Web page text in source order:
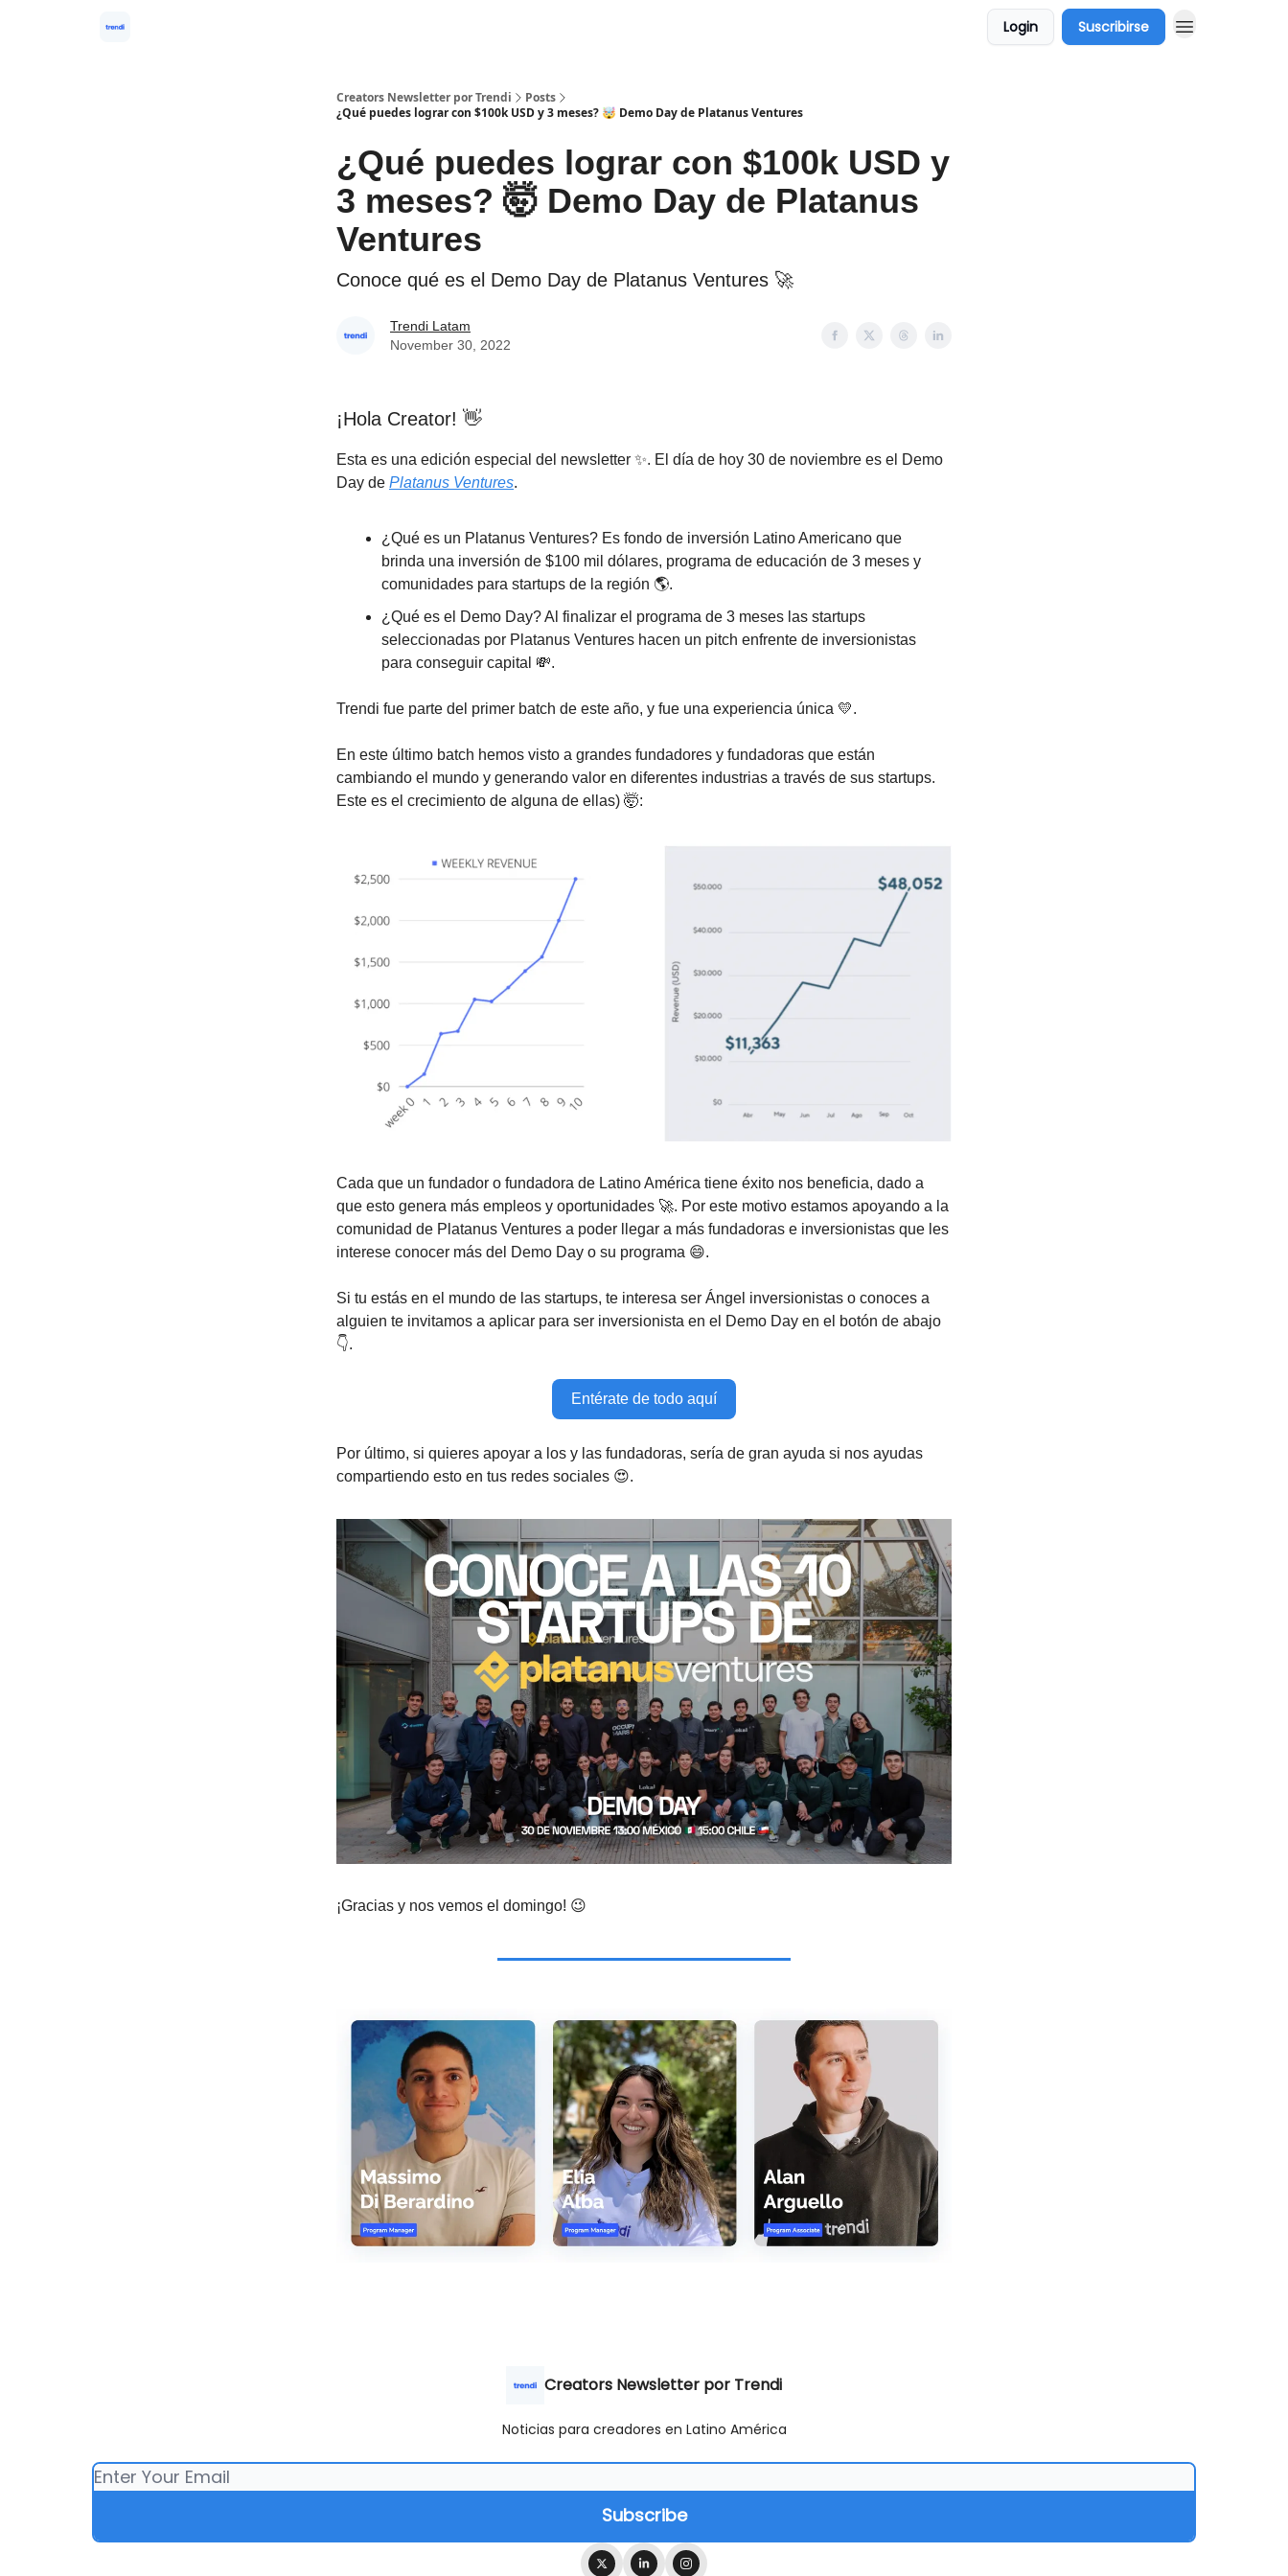
Login Suscribirse
Creators Newsletter por Trendi
Posts
¿Qué puedes lograr con $100k USD y 3 meses? 🤯 Demo Day de Platanus Ventures
¿Qué puedes lograr con $100k USD y
3 meses? 🤯 Demo Day de Platanus
Ventures
Conoce qué es el Demo Day de Platanus Ventures 🚀
Trendi Latam
November 30, 2022
¡Hola Creator! 👋
Esta es una edición especial del newsletter ✨. El día de hoy 30 de noviembre es el Demo
Day de Platanus Ventures.
¿Qué es un Platanus Ventures? Es fondo de inversión Latino Americano que
brinda una inversión de $100 mil dólares, programa de educación de 3 meses y
comunidades para startups de la región 🌎.
¿Qué es el Demo Day? Al finalizar el programa de 3 meses las startups
seleccionadas por Platanus Ventures hacen un pitch enfrente de inversionistas
para conseguir capital 💸.
Trendi fue parte del primer batch de este año, y fue una experiencia única 💛.
En este último batch hemos visto a grandes fundadores y fundadoras que están
cambiando el mundo y generando valor en diferentes industrias a través de sus startups.
Este es el crecimiento de alguna de ellas) 🤯:
Cada que un fundador o fundadora de Latino América tiene éxito nos beneficia, dado a
que esto genera más empleos y oportunidades 🚀. Por este motivo estamos apoyando a la
comunidad de Platanus Ventures a poder llegar a más fundadoras e inversionistas que les
interese conocer más del Demo Day o su programa 😄.
Si tu estás en el mundo de las startups, te interesa ser Ángel inversionistas o conoces a
alguien te invitamos a aplicar para ser inversionista en el Demo Day en el botón de abajo
👇.
Entérate de todo aquí
Por último, si quieres apoyar a los y las fundadoras, sería de gran ayuda si nos ayudas
compartiendo esto en tus redes sociales 😍.
¡Gracias y nos vemos el domingo! 😉
Creators Newsletter por Trendi
Noticias para creadores en Latino América